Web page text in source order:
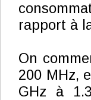
rapport à
On
200 MHz,
GHz à